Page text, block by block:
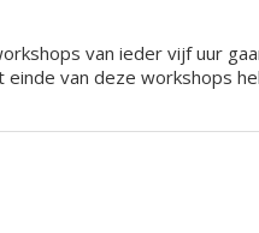
van ieder vijf uur
einde van deze workshops